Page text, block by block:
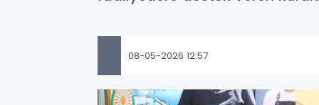
08-05-2026 12:57